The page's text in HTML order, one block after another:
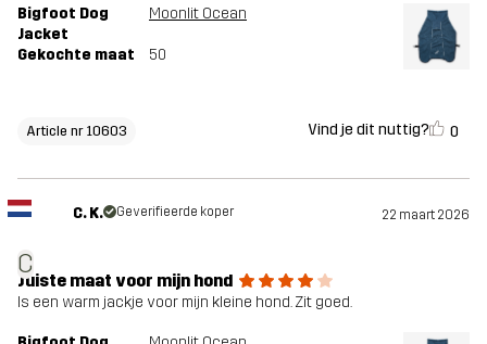
Bigfoot Dog
Jacket
Moonlit Ocean
Gekochte maat 50
Article nr 10603 Vind je dit nuttig? 0
C
C. K. Geverifieerde koper 22 maart 2026
Juiste maat voor mijn hond
Is een warm jackje voor mijn kleine hond. Zit goed.